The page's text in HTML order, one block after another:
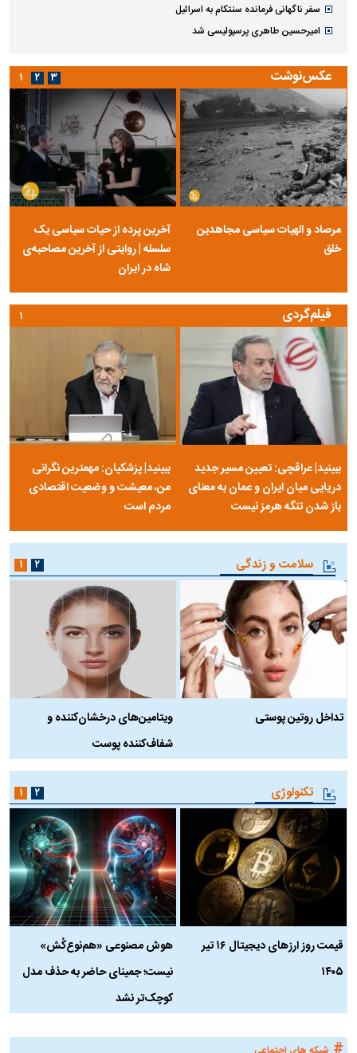
سفر ناگهانی فرمانده سنتکام به اسرائیل
امیرحسین طاهری پرسپولیسی شد
عکس‌نوشت
مرصاد و الهیات سیاسی مجاهدین
خلق
آخرین پرده از حیات سیاسی یک
سلسله | روایتی از آخرین مصاحبه‌ی
شاه در ایران
۱ ۲ ۳
فیلم‌گردی
ببینید| عراقچی: تعیین مسیر جدید
دریایی میان ایران و عمان به معنای
باز شدن تنگه هرمز نیست
ببینید| پزشکیان: مهمترین نگرانی
من، معیشت و وضعیت اقتصادی
مردم است
۱
سلامت و زندگی
تداخل روتین پوستی
ویتامین‌های درخشان‌کننده و
شفاف‌کننده پوست
۱ ۲
تکنولوژی
قیمت روز ارز‌های دیجیتال ۱۶ تیر
۱۴۰۵
هوش مصنوعی «هم‌نوع‌کُش»
نیست؛ جمینای حاضر به حذف مدل
کوچک‌تر نشد
۱ ۲